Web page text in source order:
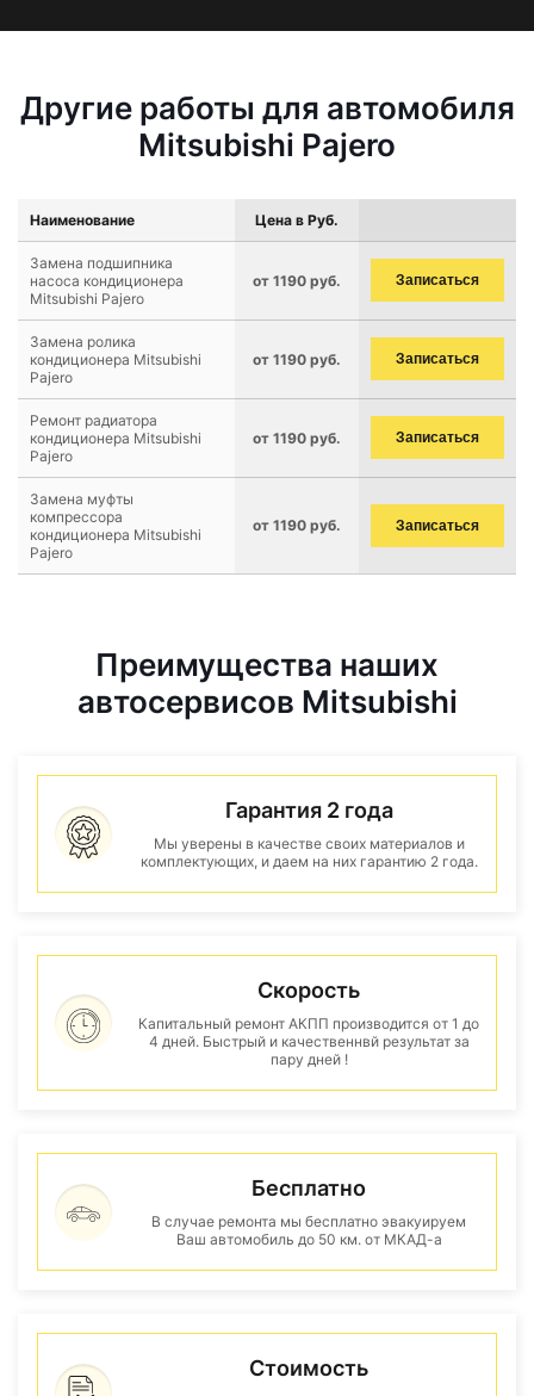
Другие работы для автомобиля
Mitsubishi Pajero
Наименование Цена в Руб.
Замена подшипника
насоса кондиционера
Mitsubishi Pajero
от 1190 руб. Записаться
Замена ролика
кондиционера Mitsubishi
Pajero
от 1190 руб. Записаться
Ремонт радиатора
кондиционера Mitsubishi
Pajero
от 1190 руб. Записаться
Замена муфты
компрессора
кондиционера Mitsubishi
Pajero
от 1190 руб. Записаться
Преимущества наших
автосервисов Mitsubishi
Гарантия 2 года
Мы уверены в качестве своих материалов и
комплектующих, и даем на них гарантию 2 года.
Скорость
Капитальный ремонт АКПП производится от 1 до
4 дней. Быстрый и качественнвй результат за
пару дней !
Бесплатно
В случае ремонта мы бесплатно эвакуируем
Ваш автомобиль до 50 км. от МКАД-а
Стоимость